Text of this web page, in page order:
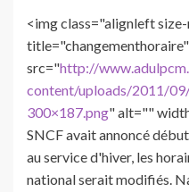
<img class="alignleft
title="changementhoraire"
src="http://
content/uploads/2011/
300×187.png" alt=""
SNCF avait annoncé
au service d'hiver, les
national serait modifiés.